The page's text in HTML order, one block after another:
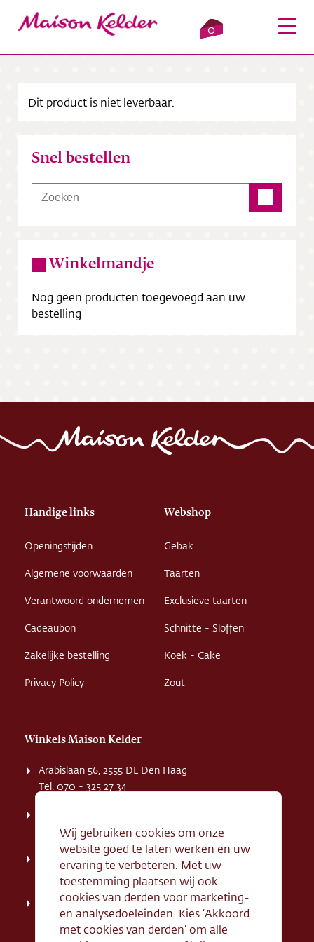
0
Verkooppunten
Bezorging
Contact
Dit product is niet leverbaar.
Snel bestellen
Winkelmandje
Nog geen producten toegevoegd aan uw
bestelling
Handige links
Openingstijden
Algemene voorwaarden
Verantwoord ondernemen
Cadeaubon
Zakelijke bestelling
Privacy Policy
Webshop
Gebak
Taarten
Exclusieve taarten
Schnitte - Sloffen
Koek - Cake
Zout
Winkels Maison Kelder
Arabislaan 56, 2555 DL Den Haag
Tel. 070 - 325 27 34
Tel. 070 - 324 94 09
Kerkstraat 71, 2242 HD Wassenaar
Tel. 070 - 517 95 07
Dorpsstraat 134, 2712 AN Zoetermeer
Tel. 079 - 316 78 95
Wij gebruiken cookies om onze
website goed te laten werken en uw
ervaring te verbeteren. Met uw
toestemming plaatsen wij ook
cookies van derden voor marketing-
en analysedoeleinden. Kies ‘Akkoord
met cookies van derden’ om alle